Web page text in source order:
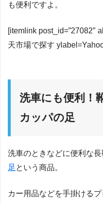
も便利ですよ。
[itemlink post_id=”27082″
天市場で探す
洗車にも便利！
カッパの足
洗車のときなどに便利な長
足 という商品。
カー用品などを手掛ける